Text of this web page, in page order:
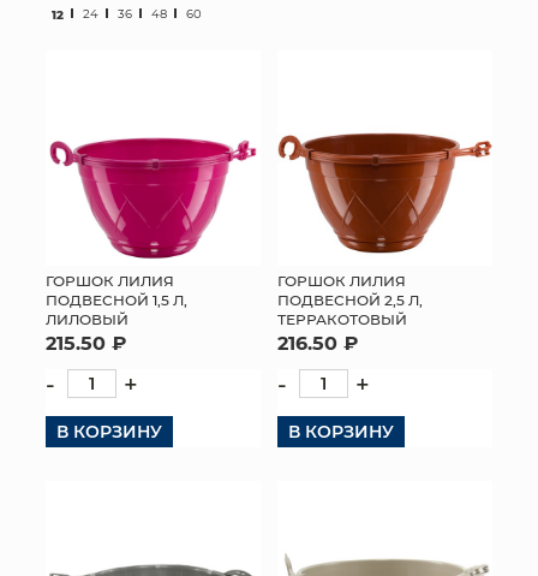
ИСКУССТВЕННЫЕ ЦВЕТЫ
ПАКЕТЫ И СУМКИ
ТОРГОВЫЙ ЦЕНТР
ОПТОВЫМ КЛИЕНТАМ
ДОСТАВКА И ОПЛАТА
12 24 36 48 60
ГОРШОК ЛИЛИЯ
ПОДВЕСНОЙ 1,5 Л,
ЛИЛОВЫЙ
215.50 ₽
- +
В КОРЗИНУ
ГОРШОК ЛИЛИЯ
ПОДВЕСНОЙ 2,5 Л,
ТЕРРАКОТОВЫЙ
216.50 ₽
- +
В КОРЗИНУ